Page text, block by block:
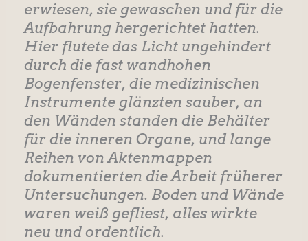
erwiesen, sie gewaschen und für die
Aufbahrung hergerichtet hatten.
Hier flutete das Licht ungehindert
durch die fast wandhohen
Bogenfenster, die medizinischen
Instrumente glänzten sauber, an
den Wänden standen die Behälter
für die inneren Organe, und lange
Reihen von Aktenmappen
dokumentierten die Arbeit früherer
Untersuchungen. Boden und Wände
waren weiß gefliest, alles wirkte
neu und ordentlich.